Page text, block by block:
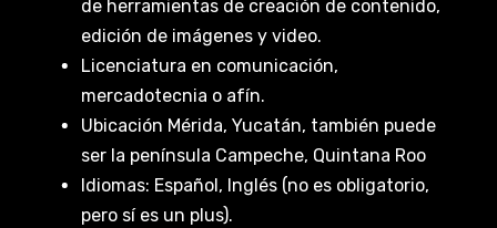
de herramientas de creación de contenido,
edición de imágenes y video.
Licenciatura en comunicación,
mercadotecnia o afín.
Ubicación Mérida, Yucatán, también puede
ser la península Campeche, Quintana Roo
Idiomas: Español, Inglés (no es obligatorio,
pero sí es un plus).